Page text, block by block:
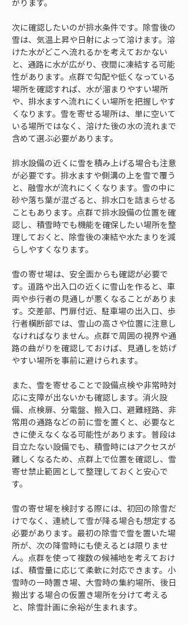
がります。
次に確認したいのが排水条件です。除雪後の
雪は、気温上昇や日射によって溶けます。溶
けた水がどこへ流れるかを考えておかない
と、通路に水が広がり、夜間に凍結する可能
性があります。点群で勾配や低くなっている
場所を確認すれば、水が溜まりやすい場所
や、排水ますへ流れにくい場所を把握しやす
くなります。雪を寄せる場所は、単に空いて
いる場所ではなく、溶けた後の水の流れまで
含めて選ぶ必要があります。
排水設備の近くに雪を積み上げる場合も注意
が必要です。排水ますや側溝の上を雪で覆う
と、融雪水が流れにくくなります。雪の中に
砂や落ち葉が混ざると、排水口を詰まらせる
こともあります。点群で排水設備の位置を確
認し、積雪時でも機能を確保したい場所を整
理しておくと、除雪後の凍結や水たまりを減
らしやすくなります。
雪の寄せ場は、安全面からも確認が必要で
す。道路や出入口の近くに雪山を作ると、車
両や歩行者の見通しが悪くなることがありま
す。交差部、門扉付近、駐車場の出入口、歩
行者横断部では、雪山の高さや位置に注意し
なければなりません。点群で周囲の視界や通
路の曲がりを確認しておけば、見通しを妨げ
やすい場所を事前に避けられます。
また、雪を寄せることで設備点検や非常時対
応に支障が出ないかも確認します。消火設
備、点検扉、分電盤、搬入口、避難経路、非
常用の通路などの前に雪を置くと、必要なと
きに使えなくなる可能性があります。普段は
目立たない設備でも、積雪時にはアクセスが
難しくなるため、点群上で位置を確認し、雪
寄せ禁止範囲として整理しておくと安心で
す。
雪の寄せ場を検討する際には、初回の除雪だ
けでなく、連続して雪が降る場合も想定する
必要があります。最初の除雪で雪を置いた場
所が、次の降雪時にも使えるとは限りませ
ん。点群を使って複数の候補地を考えておけ
ば、積雪量に応じて柔軟に対応できます。小
雪時の一時置き場、大雪時の集約場所、後日
搬出する場合の仮置き場所を分けて考える
と、除雪計画に余裕が生まれます。